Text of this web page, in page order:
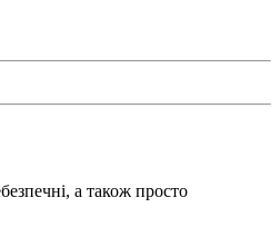
а також просто